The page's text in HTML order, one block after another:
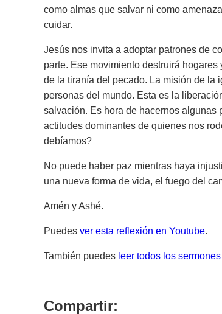
como almas que salvar ni como
cuidar.
Jesús nos invita a adoptar patrones de
parte. Ese movimiento destruirá
de la tiranía del pecado. La misión de la
personas del mundo. Esta es la
salvación. Es hora de hacernos algunas
actitudes dominantes de quienes nos
debíamos?
No puede haber paz mientras haya
una nueva forma de vida, el fuego del
Amén y Ashé.
Puedes ver esta reflexión en Youtube.
También puedes leer todos los
Compartir: